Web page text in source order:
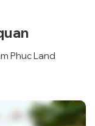
Phuc Land